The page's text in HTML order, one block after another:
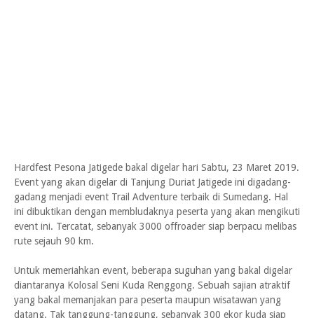
Hardfest Pesona Jatigede bakal digelar hari Sabtu, 23 Maret 2019.
Event yang akan digelar di Tanjung Duriat Jatigede ini digadang-
gadang menjadi event Trail Adventure terbaik di Sumedang. Hal
ini dibuktikan dengan membludaknya peserta yang akan mengikuti
event ini. Tercatat, sebanyak 3000 offroader siap berpacu melibas
rute sejauh 90 km.
Untuk memeriahkan event, beberapa suguhan yang bakal digelar
diantaranya Kolosal Seni Kuda Renggong. Sebuah sajian atraktif
yang bakal memanjakan para peserta maupun wisatawan yang
datang. Tak tanggung-tanggung, sebanyak 300 ekor kuda siap